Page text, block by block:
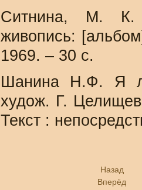
Ситнина, М. К.
живопись:
1969. – 30 с.
Шанина Н.Ф. Я
худож. Г.
Текст :
Назад
Вперёд